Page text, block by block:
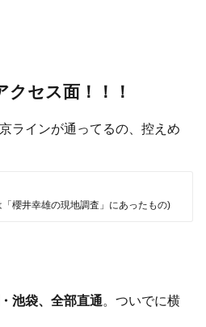
セス面！！！
ラインが通ってるの、控えめ
櫻井幸雄の現地調査」にあったもの)
池袋、全部直通。ついでに横